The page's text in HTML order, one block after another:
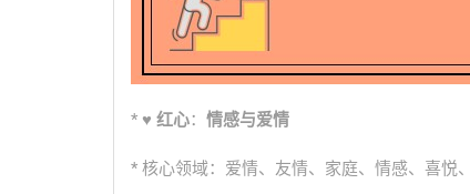
* ♥ 红心： 情感与爱情
* 核心领域：爱情、友情、家庭、情感、喜悦